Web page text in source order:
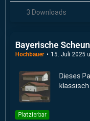
3 Downloads
Bayerische
Hochbauer 15. Juli 2025
Dieses
Platzierbar